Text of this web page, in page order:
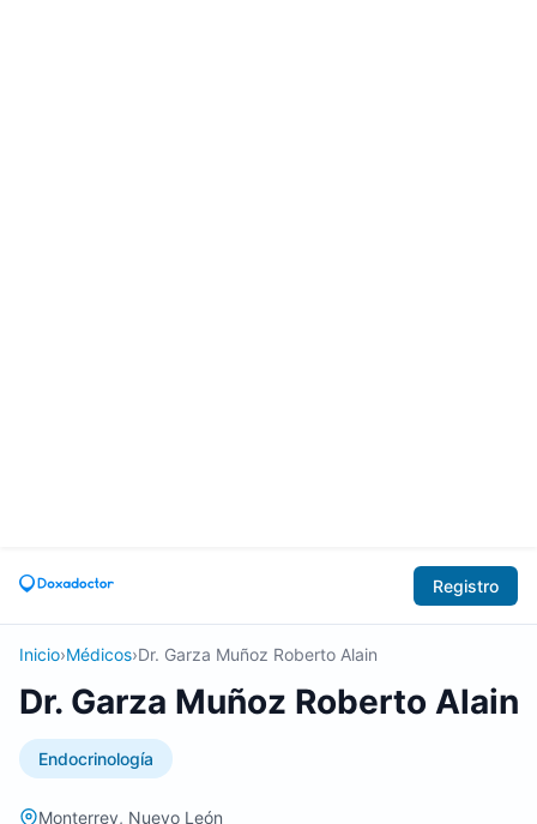
Registro
Inicio›Médicos›Dr. Garza Muñoz Roberto Alain
Dr. Garza Muñoz Roberto Alain
Endocrinología
Monterrey, Nuevo León